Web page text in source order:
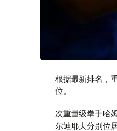
根据最新排名，
位。
次重量级拳手哈
尔迪耶夫分别位